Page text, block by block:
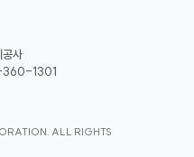
사
1301
ALL RIGHTS